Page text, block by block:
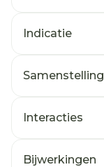
Indicatie
Samenstelling
Interacties
Bijwerkingen